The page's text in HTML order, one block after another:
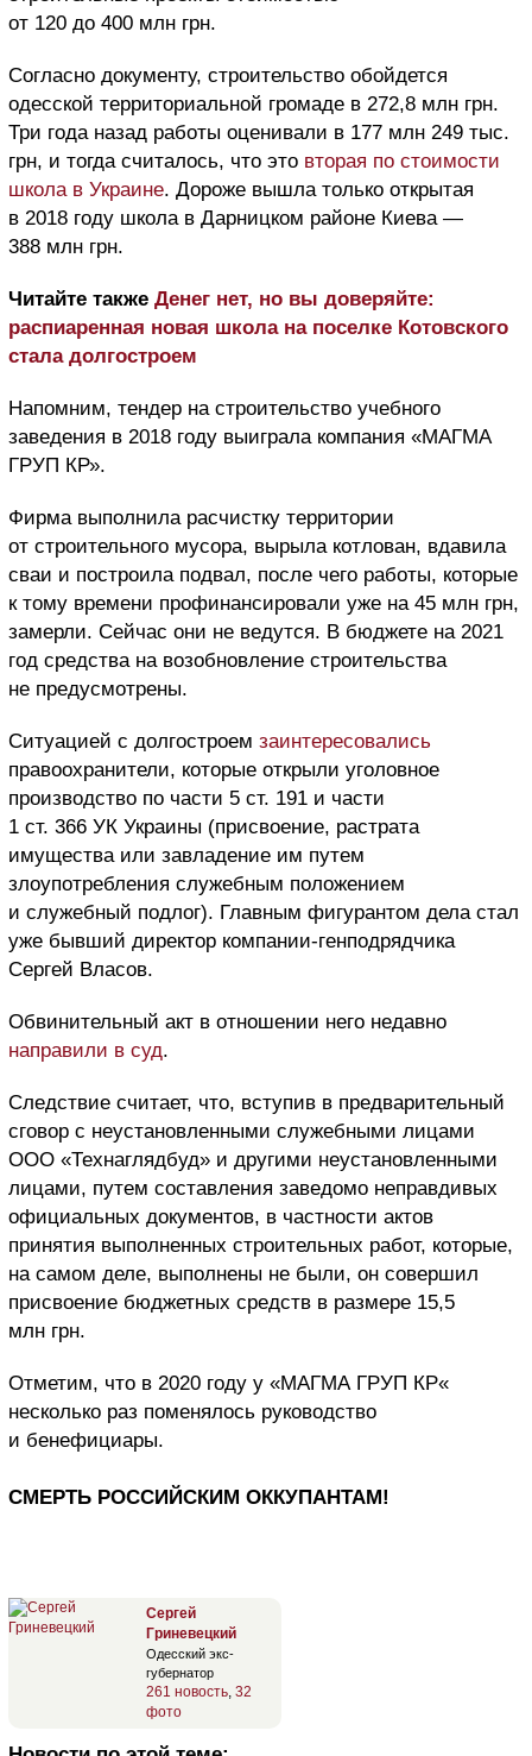
от 120 до 400 млн грн.
Согласно документу, строительство обойдется
одесской территориальной громаде в 272,8 млн грн.
Три года назад работы оценивали в 177 млн 249 тыс.
грн, и тогда считалось, что это вторая по стоимости
школа в Украине. Дороже вышла только открытая
в 2018 году школа в Дарницком районе Киева —
388 млн грн.
Читайте также Денег нет, но вы доверяйте:
распиаренная новая школа на поселке Котовского
стала долгостроем
Напомним, тендер на строительство учебного
заведения в 2018 году выиграла компания «МАГМА
ГРУП КР».
Фирма выполнила расчистку территории
от строительного мусора, вырыла котлован, вдавила
сваи и построила подвал, после чего работы, которые
к тому времени профинансировали уже на 45 млн грн,
замерли. Сейчас они не ведутся. В бюджете на 2021
год средства на возобновление строительства
не предусмотрены.
Ситуацией с долгостроем заинтересовались
правоохранители, которые открыли уголовное
производство по части 5 ст. 191 и части
1 ст. 366 УК Украины (присвоение, растрата
имущества или завладение им путем
злоупотребления служебным положением
и служебный подлог). Главным фигурантом дела стал
уже бывший директор компании-генподрядчика
Сергей Власов.
Обвинительный акт в отношении него недавно
направили в суд.
Следствие считает, что, вступив в предварительный
сговор с неустановленными служебными лицами
ООО «Технаглядбуд» и другими неустановленными
лицами, путем составления заведомо неправдивых
официальных документов, в частности актов
принятия выполненных строительных работ, которые,
на самом деле, выполнены не были, он совершил
присвоение бюджетных средств в размере 15,5
млн грн.
Отметим, что в 2020 году у «МАГМА ГРУП КР«
несколько раз поменялось руководство
и бенефициары.
СМЕРТЬ РОССИЙСКИМ ОККУПАНТАМ!
Сергей
Гриневецкий
Одесский экс-
губернатор
261 новость 32
фото